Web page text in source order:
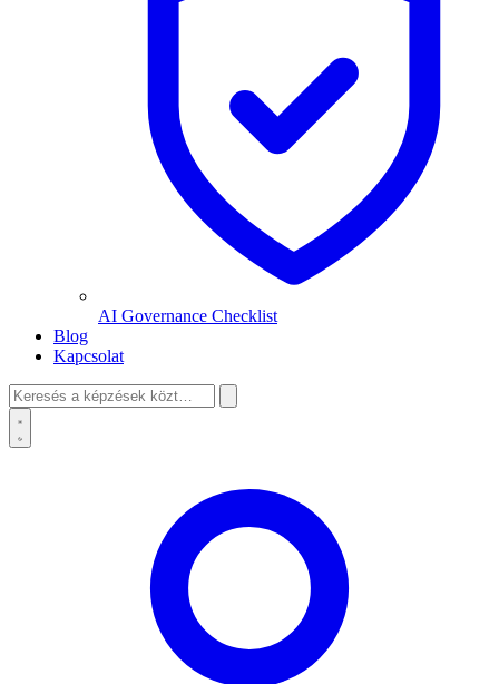
AI Governance Checklist
Blog
Kapcsolat